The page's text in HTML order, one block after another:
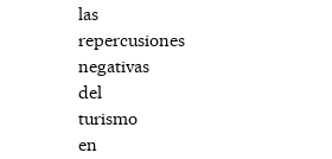
las
repercusiones
negativas
del
turismo
en